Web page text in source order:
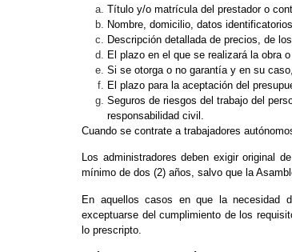
Título y/o matrícula del prestador o
Nombre, domicilio, datos
Descripción detallada de precios, de
El plazo en el que se realizará la obra
Si se otorga o no garantía y en su
El plazo para la aceptación del
Seguros de riesgos del trabajo del
responsabilidad civil.
Cuando se contrate a trabajadores
Los administradores deben exigir original
mínimo de dos (2) años, salvo que la
En aquellos casos en que la necesidad
exceptuarse del cumplimiento de los
lo prescripto.